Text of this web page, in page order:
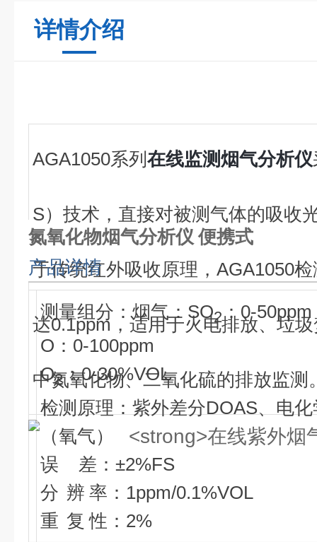
详情介绍
AGA1050系列 在线监测烟气分析仪
S）技术，直接对被测气体的吸收
于传统红外吸收原理，AGA1050
达0.1ppm，适用于火电排放、垃
中氮氧化物、二氧化硫的排放监测
氮氧化物烟气分析仪 便携式
产品详情
测量组分：烟气：SO2：0-
O：0-100ppm
O2：0-30%VOL
检测原理：紫外差分DOAS、电化
（氧气）
误 差：±2%FS
分 辨 率：1ppm/0.1%VOL
重 复 性：2%